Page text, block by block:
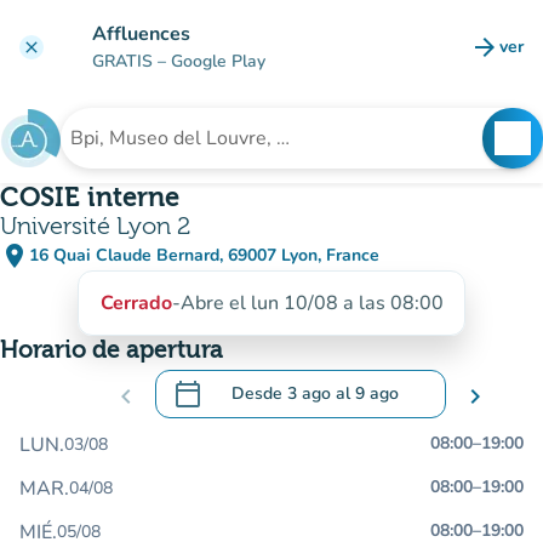
clear Affluences
GRATIS – Google Play arrow_forward ver
Buscar un establecimiento
COSIE interne
Université Lyon 2
place 16 Quai Claude Bernard, 69007 Lyon, France
(abrir en Google Maps)
(nueva pestaña)
Cerrado-Abre el lun 10/08 a las 08:00
Horario de apertura
chevron_left calendar_today Desde 3 ago al9 ago
.Abra el calendario para cambiar las
chevron_right
LUN.03/08 08:00–19:00
MAR.04/08 08:00–19:00
MIÉ.05/08 08:00–19:00